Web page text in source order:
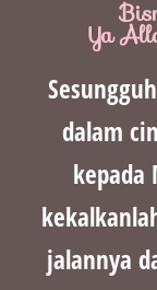
Ya
dalam
kepada
jalannya